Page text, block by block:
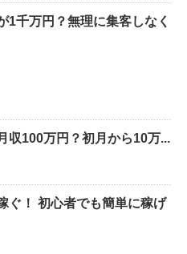
1千万円？無理に集客しなく
収100万円？初月から10万...
ぐ！ 初心者でも簡単に稼げ